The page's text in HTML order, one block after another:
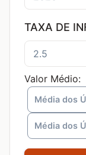
TAXA DE
Valor Médio:
Média dos
Média dos